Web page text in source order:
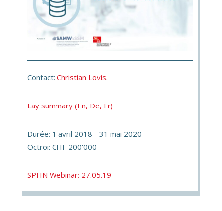
Contact: Christian Lovis.
Lay summary (En, De, Fr)
Durée: 1 avril 2018 - 31 mai 2020
Octroi: CHF 200'000
SPHN Webinar: 27.05.19